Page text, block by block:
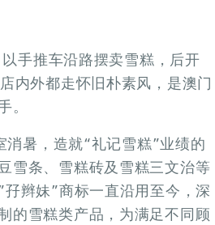
手推车沿路摆卖雪糕，后开
内外都走怀旧朴素风，是澳门
。
暑，造就“礼记雪糕”业绩的
雪条、雪糕砖及雪糕三文治等
辫妹”商标一直沿用至今，深
的雪糕类产品，为满足不同顾